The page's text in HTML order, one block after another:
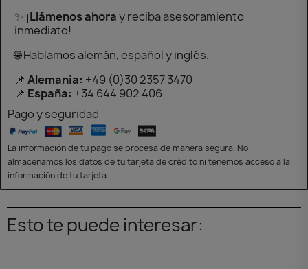
✨ ¡Llámenos ahoray reciba asesoramiento
inmediato!
🌐 Hablamos alemán, español y inglés.
📌 Alemania: +49 (0)30 2357 3470
📌 España: +34 644 902 406
Pago y seguridad
La información de tu pago se procesa de manera segura. No
almacenamos los datos de tu tarjeta de crédito ni tenemos acceso a la
información de tu tarjeta.
Esto te puede interesar: